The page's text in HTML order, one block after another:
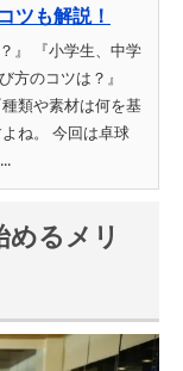
ツも解説！
』 『小学生、中学
方のコツは？』
類や素材は何を基
ね。 今回は卓球
めるメリ